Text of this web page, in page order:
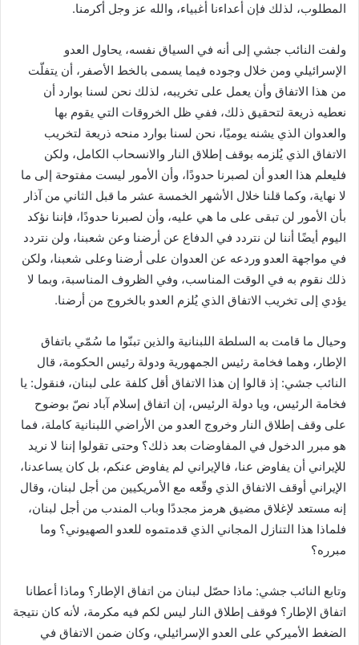
المطلوب، لذلك فإن أعداءنا أغبياء، والله عز وجل أكرمنا.
ولفت النائب جشي إلى أنه في السياق نفسه، يحاول العدو
الإسرائيلي ومن خلال وجوده فيما يسمى بالخط الأصفر، أن يتفلّت
من هذا الاتفاق وأن يعمل على تخريبه، لذلك نحن لسنا بوارد أن
نعطيه ذريعة لتحقيق ذلك، ففي ظل الخروقات التي يقوم بها
والعدوان الذي يشنه يوميًا، نحن لسنا بوارد منحه ذريعة لتخريب
الاتفاق الذي يُلزمه بوقف إطلاق النار والانسحاب الكامل، ولكن
فليعلم هذا العدو أن لصبرنا حدودًا، وأن الأمور ليست مفتوحة إلى ما
لا نهاية، وكما قلنا خلال الأشهر الخمسة عشر ما قبل الثاني من آذار
بأن الأمور لن تبقى على ما هي عليه، وأن لصبرنا حدودًا، فإننا نؤكد
اليوم أيضًا أننا لن نتردد في الدفاع عن أرضنا وعن شعبنا، ولن نتردد
في مواجهة العدو وردعه عن العدوان على أرضنا وعلى شعبنا، ولكن
ذلك نقوم به في الوقت المناسب، وفي الظروف المناسبة، وبما لا
يؤدي إلى تخريب الاتفاق الذي يُلزم العدو بالخروج من أرضنا.
وحيال ما قامت به السلطة اللبنانية والذين تبنّوا ما سُمّي باتفاق
الإطار، وهما فخامة رئيس الجمهورية ودولة رئيس الحكومة، قال
النائب جشي: إذ قالوا إن هذا الاتفاق أقل كلفة على لبنان، فنقول: يا
فخامة الرئيس، ويا دولة الرئيس، إن اتفاق إسلام آباد نصّ بوضوح
على وقف إطلاق النار وخروج العدو من الأراضي اللبنانية كاملة، فما
هو مبرر الدخول في المفاوضات بعد ذلك؟ وحتى تقولوا إننا لا نريد
للإيراني أن يفاوض عنا، فالإيراني لم يفاوض عنكم، بل كان يساعدنا،
الإيراني أوقف الاتفاق الذي وقّعه مع الأمريكيين من أجل لبنان، وقال
إنه مستعد لإغلاق مضيق هرمز مجددًا وباب المندب من أجل لبنان،
فلماذا هذا التنازل المجاني الذي قدمتموه للعدو الصهيوني؟ وما
مبرره؟
وتابع النائب جشي: ماذا حصّل لبنان من اتفاق الإطار؟ وماذا أعطانا
اتفاق الإطار؟ فوقف إطلاق النار ليس لكم فيه مكرمة، لأنه كان نتيجة
الضغط الأميركي على العدو الإسرائيلي، وكان ضمن الاتفاق في